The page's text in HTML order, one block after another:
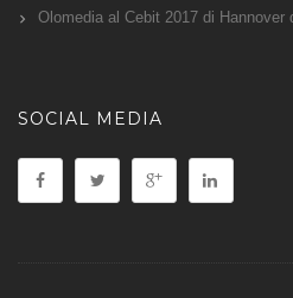
Olomedia al Cebit 2017 di Hannover
SOCIAL MEDIA